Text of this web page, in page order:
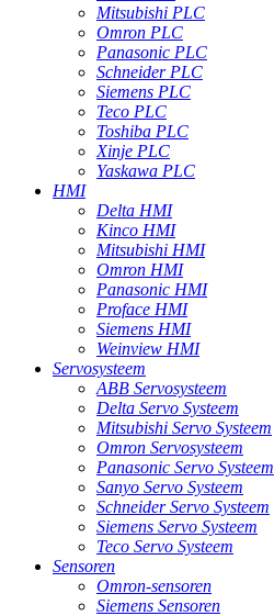
Mitsubishi PLC
Omron PLC
Panasonic PLC
Schneider PLC
Siemens PLC
Teco PLC
Toshiba PLC
Xinje PLC
Yaskawa PLC
HMI
Delta HMI
Kinco HMI
Mitsubishi HMI
Omron HMI
Panasonic HMI
Proface HMI
Siemens HMI
Weinview HMI
Servosysteem
ABB Servosysteem
Delta Servo Systeem
Mitsubishi Servo Systeem
Omron Servosysteem
Panasonic Servo Systeem
Sanyo Servo Systeem
Schneider Servo Systeem
Siemens Servo Systeem
Teco Servo Systeem
Sensoren
Omron-sensoren
Siemens Sensoren